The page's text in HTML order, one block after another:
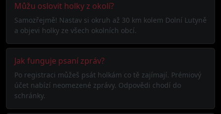
Můžu oslovit holky z okolí?
Samozřejmě! Nastav si okruh až 30 km kolem Dolní Lutyně
a objevi holky ze všech okolních obcí.
Jak funguje psaní zpráv?
Po registraci můžeš psát holkám co tě zajímají. Prémiový
účet nabízí neomezené zprávy. Odpovědi chodí do
schránky.